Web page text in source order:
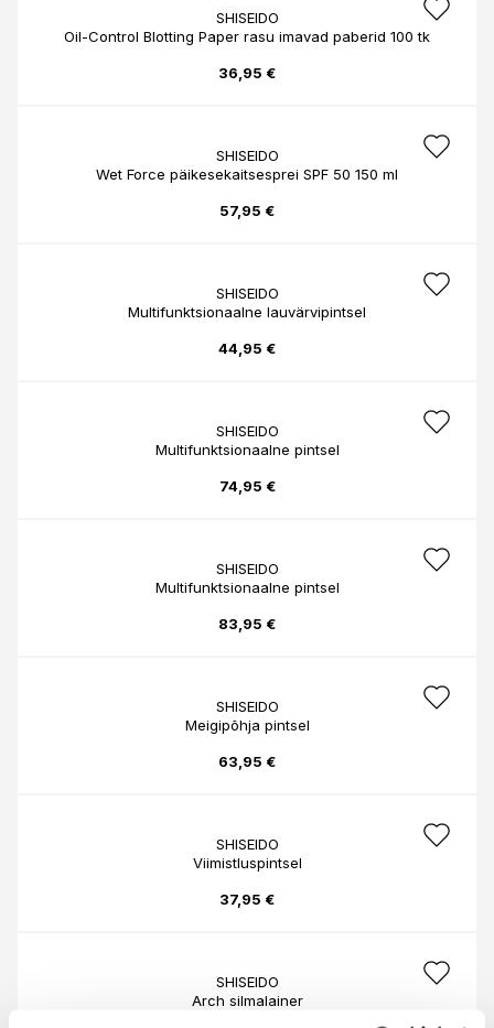
SHISEIDO
Oil-Control Blotting Paper rasu imavad paberid 100 tk
36,95 €
SHISEIDO
Wet Force päikesekaitsesprei SPF 50 150 ml
57,95 €
SHISEIDO
Multifunktsionaalne lauvärvipintsel
44,95 €
SHISEIDO
Multifunktsionaalne pintsel
74,95 €
SHISEIDO
Multifunktsionaalne pintsel
83,95 €
SHISEIDO
Meigipõhja pintsel
63,95 €
SHISEIDO
Viimistluspintsel
37,95 €
SHISEIDO
Arch silmalainer